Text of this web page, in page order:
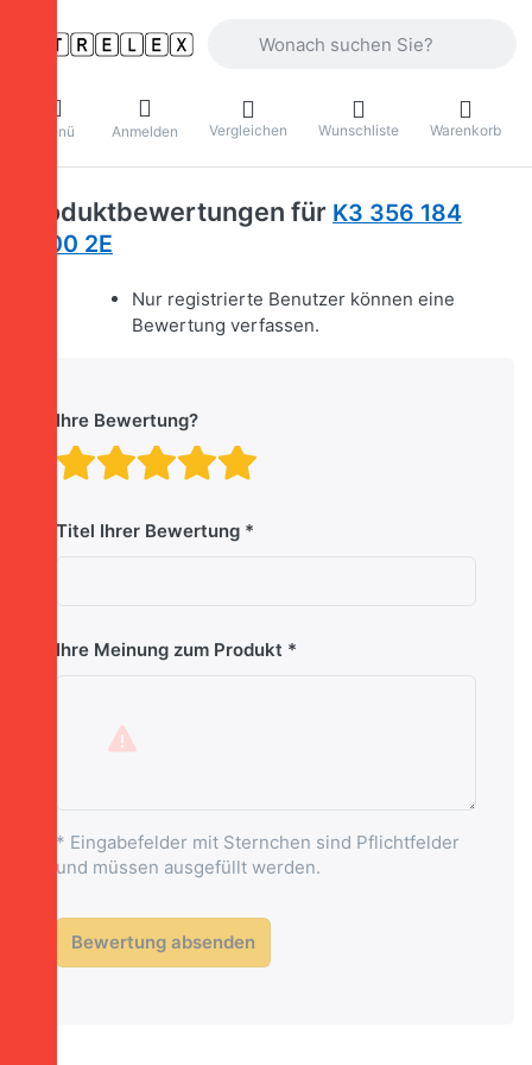
Menü Anmelden Vergleichen Wunschliste Warenkorb
Produktbewertungen für K3 356 184
3500 2E
Nur registrierte Benutzer können eine
Bewertung verfassen.
Ihre Bewertung?
Bewertung: 4 von
Bewertung: 3 von 5
Bewertung: 2 von 5
Bewertung: 1 von 5
Titel Ihrer Bewertung
Ihre Meinung zum Produkt
* Eingabefelder mit Sternchen sind Pflichtfelder
und müssen ausgefüllt werden.
Bewertung absenden